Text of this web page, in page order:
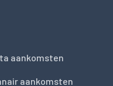
aankomsten
aankomsten